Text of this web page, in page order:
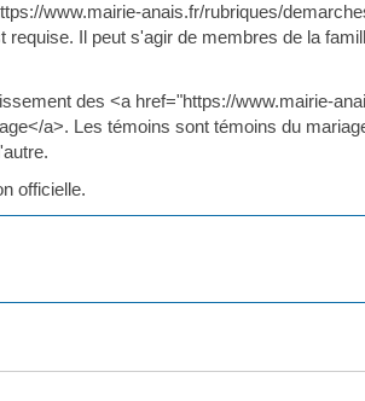
www.mairie-anais.fr/rubriques/
Il peut s'agir de membres de la
des <a href="https://www.mairie-
a>. Les témoins sont témoins du
officielle.